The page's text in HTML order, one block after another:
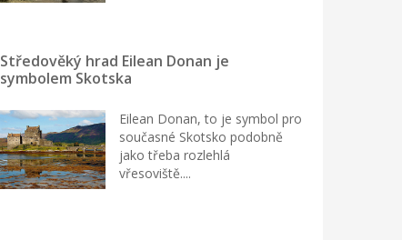
Středověký hrad Eilean Donan je
symbolem Skotska
Eilean Donan, to je symbol pro
současné Skotsko podobně
jako třeba rozlehlá
vřesoviště....